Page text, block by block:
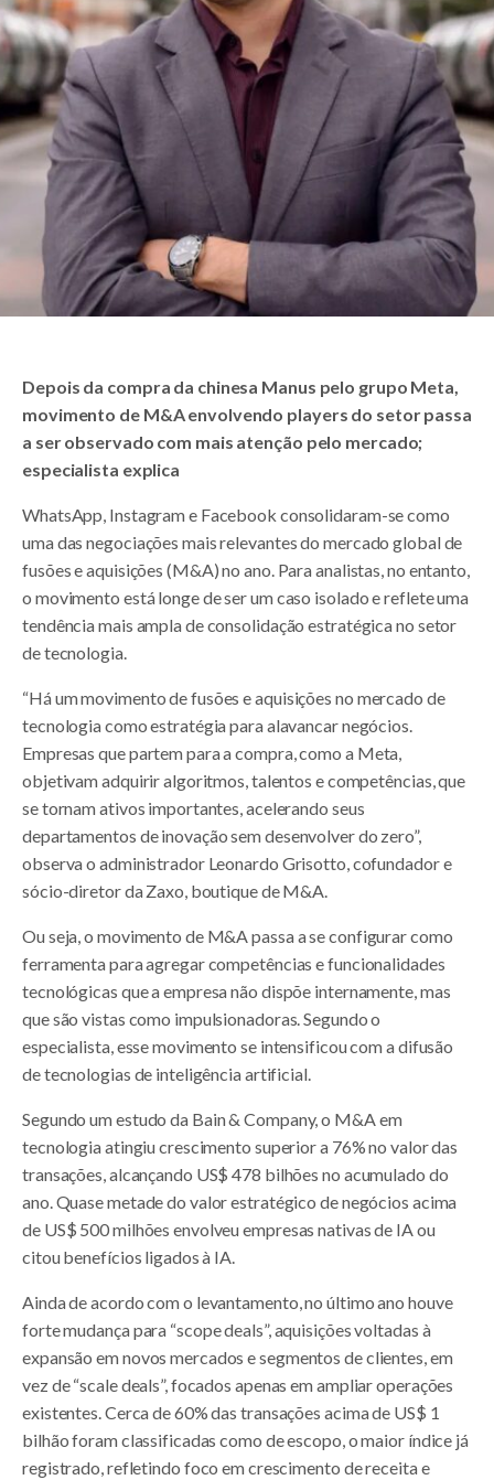
Depois da compra da chinesa Manus pelo grupo Meta,
movimento de M&A envolvendo players do setor passa
a ser observado com mais atenção pelo mercado;
especialista explica
WhatsApp, Instagram e Facebook consolidaram-se como
uma das negociações mais relevantes do mercado global de
fusões e aquisições (M&A) no ano. Para analistas, no entanto,
o movimento está longe de ser um caso isolado e reflete uma
tendência mais ampla de consolidação estratégica no setor
de tecnologia.
“Há um movimento de fusões e aquisições no mercado de
tecnologia como estratégia para alavancar negócios.
Empresas que partem para a compra, como a Meta,
objetivam adquirir algoritmos, talentos e competências, que
se tornam ativos importantes, acelerando seus
departamentos de inovação sem desenvolver do zero”,
observa o administrador Leonardo Grisotto, cofundador e
sócio-diretor da Zaxo, boutique de M&A.
Ou seja, o movimento de M&A passa a se configurar como
ferramenta para agregar competências e funcionalidades
tecnológicas que a empresa não dispõe internamente, mas
que são vistas como impulsionadoras. Segundo o
especialista, esse movimento se intensificou com a difusão
de tecnologias de inteligência artificial.
Segundo um estudo da Bain & Company, o M&A em
tecnologia atingiu crescimento superior a 76% no valor das
transações, alcançando US$ 478 bilhões no acumulado do
ano. Quase metade do valor estratégico de negócios acima
de US$ 500 milhões envolveu empresas nativas de IA ou
citou benefícios ligados à IA.
Ainda de acordo com o levantamento, no último ano houve
forte mudança para “scope deals”, aquisições voltadas à
expansão em novos mercados e segmentos de clientes, em
vez de “scale deals”, focados apenas em ampliar operações
existentes. Cerca de 60% das transações acima de US$ 1
bilhão foram classificadas como de escopo, o maior índice já
registrado, refletindo foco em crescimento de receita e